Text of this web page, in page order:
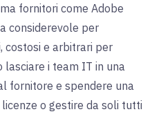
fornitori come Adobe
considerevole per
costosi e arbitrari per
i team IT in una
fornitore e spendere una
o gestire da soli tutti